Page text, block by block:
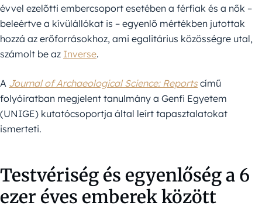
évvel ezelőtti embercsoport esetében a férfiak és a nők –
beleértve a kívülállókat is – egyenlő mértékben jutottak
hozzá az erőforrásokhoz, ami egalitárius közösségre utal,
számolt be az Inverse.
A Journal of Archaeological Science: Reportscímű
folyóiratban megjelent tanulmány a Genfi Egyetem
(UNIGE) kutatócsoportja által leírt tapasztalatokat
ismerteti.
Testvériség és egyenlőség a 6
ezer éves emberek között